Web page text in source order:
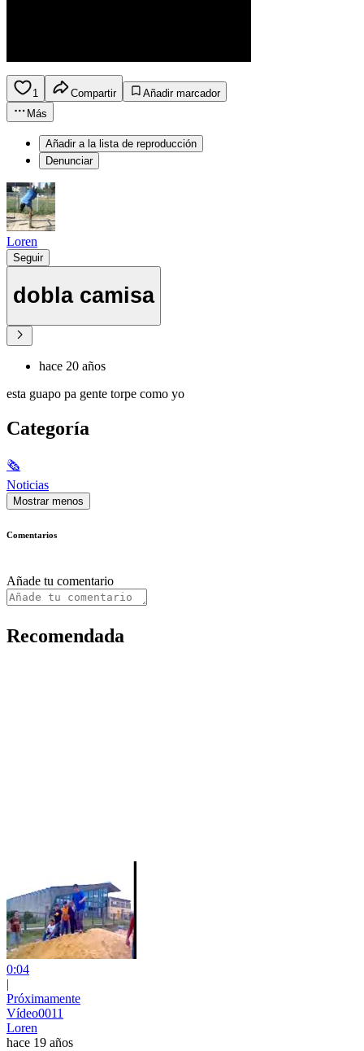
1 Compartir
Añadir marcador
Más
Añadir a la lista de reproducción
Denunciar
Loren
Seguir
dobla camisa
hace 20 años
esta guapo pa gente torpe como yo
Categoría
🗞
Noticias
Mostrar menos
Comentarios
Añade tu comentario
Recomendada
0:04
|
Próximamente
Vídeo0011
Loren
hace 19 años